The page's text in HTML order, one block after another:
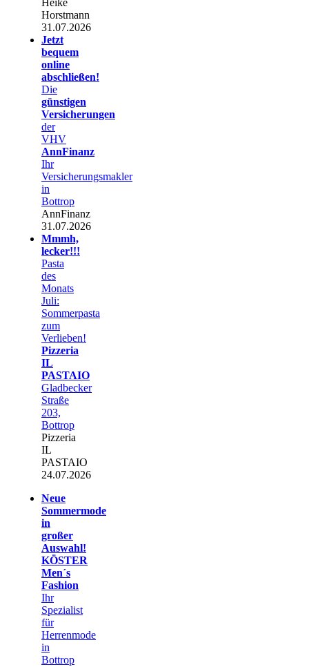
Heike
Horstmann
31.07.2026
Jetzt
bequem
online
abschließen!
Die
günstigen
Versicherungen
der
VHV
AnnFinanz
Ihr
Versicherungsmakler
in
Bottrop
AnnFinanz
31.07.2026
Mmmh,
lecker!!!
Pasta
des
Monats
Juli:
Sommerpasta
zum
Verlieben!
Pizzeria
IL
PASTAIO
Gladbecker
Straße
203,
Bottrop
Pizzeria
IL
PASTAIO
24.07.2026
Neue
Sommermode
in
großer
Auswahl!
KÖSTER
Men´s
Fashion
Ihr
Spezialist
für
Herrenmode
in
Bottrop